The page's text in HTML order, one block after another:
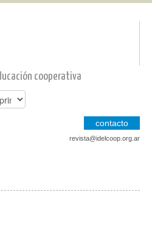
cooperativa
contacto
revista@idelcoop.org.ar